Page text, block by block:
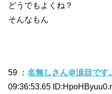
どうでもよくね？
そんなもん
59 ：名無しさん＠涙目です
09:36:53.65